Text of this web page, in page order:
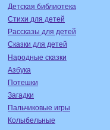
Детская библиотека
Стихи для детей
Рассказы для детей
Сказки для детей
Народные сказки
Азбука
Потешки
Загадки
Пальчиковые игры
Колыбельные